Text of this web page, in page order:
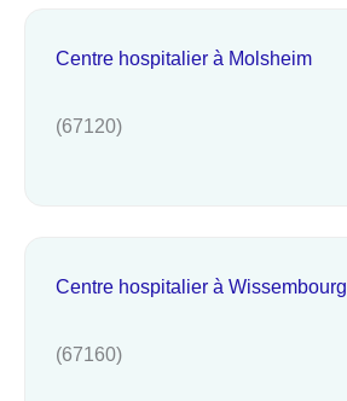
Centre hospitalier à Molsheim
(67120)
Centre hospitalier à Wissembourg
(67160)